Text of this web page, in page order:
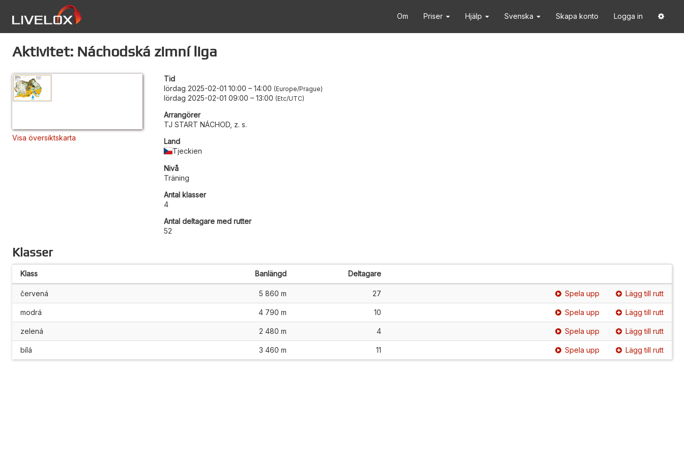
Om Priser Hjälp Svenska Skapa konto Logga in
Aktivitet: Náchodská zimní liga
Visa översiktskarta
Tid
lördag 2025-02-01 10:00 – 14:00 Europe/Prague
lördag 2025-02-01 09:00 – 13:00 Etc/UTC
Arrangörer
TJ START NÁCHOD, z. s.
Land
Tjeckien
Nivå
Träning
Antal klasser
4
Antal deltagare med rutter
52
Klasser
Klass Banlängd Deltagare
červená 5 860 m 27 Spela upp Lägg till rutt
modrá 4 790 m 10 Spela upp Lägg till rutt
zelená 2 480 m 4 Spela upp Lägg till rutt
bílá 3 460 m 11 Spela upp Lägg till rutt